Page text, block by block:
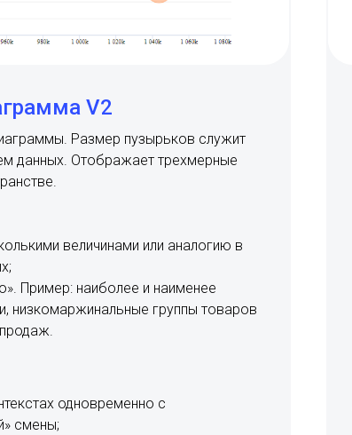
V2
Размер пузырьков служит
данных. Отображает трехмерные
величинами или аналогию в
Пример: наиболее и наименее
низкомаржинальные группы товаров
одновременно с
смены;